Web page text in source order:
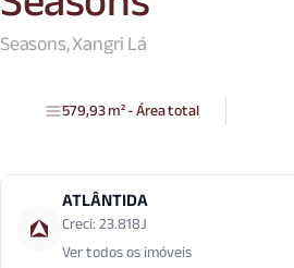
Seasons, Xangri Lá
579,93 m² - Área total
ATLÂNTIDA
Creci: 23.818J
Ver todos os imóveis